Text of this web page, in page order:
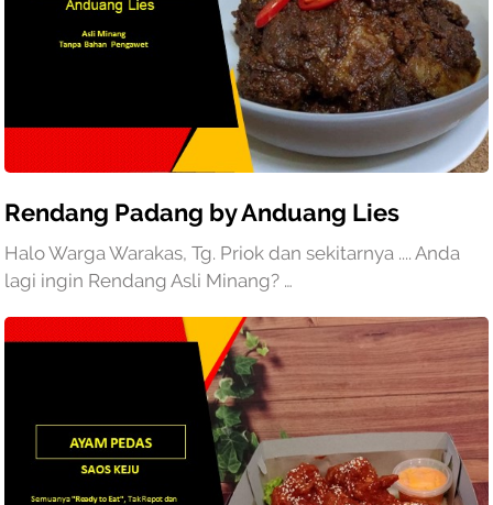
Rendang Padang by Anduang Lies
Halo Warga Warakas, Tg. Priok dan sekitarnya .... Anda
lagi ingin Rendang Asli Minang? …